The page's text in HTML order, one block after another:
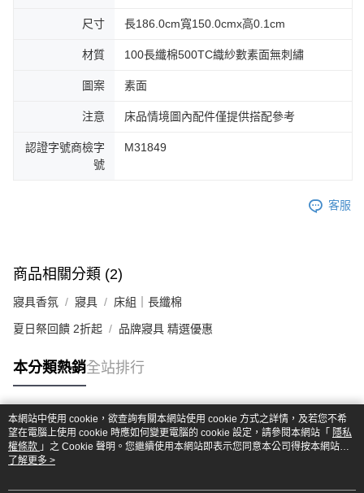
尺寸 長186.0cm寬150.0cmx高0.1cm
材質 100長纖棉500TC織紗數素面無刺繡
圖案 素面
注意 床品情境圖內配件僅提供搭配參考
認證字號商檢字
號
M31849
客服
商品相關分類 (2)
寢具香氛 寢具 床組｜長纖棉
夏日祭回饋 2折起 品牌寢具 精選優惠
本分類熱銷全站排行
熱門標籤
本網站中使用 cookie，欲查詢有關本網站使用 cookie 方式之詳情，及若您不希
望在電腦上使用 cookie 時應如何變更電腦的 cookie 設定，請參閱本網站「 隱私
權條款 」之 Cookie 聲明。您繼續使用本網站即表示您同意本公司得按本網站使
用條款之 Cookie 聲明使用 cookie。
了解更多 >